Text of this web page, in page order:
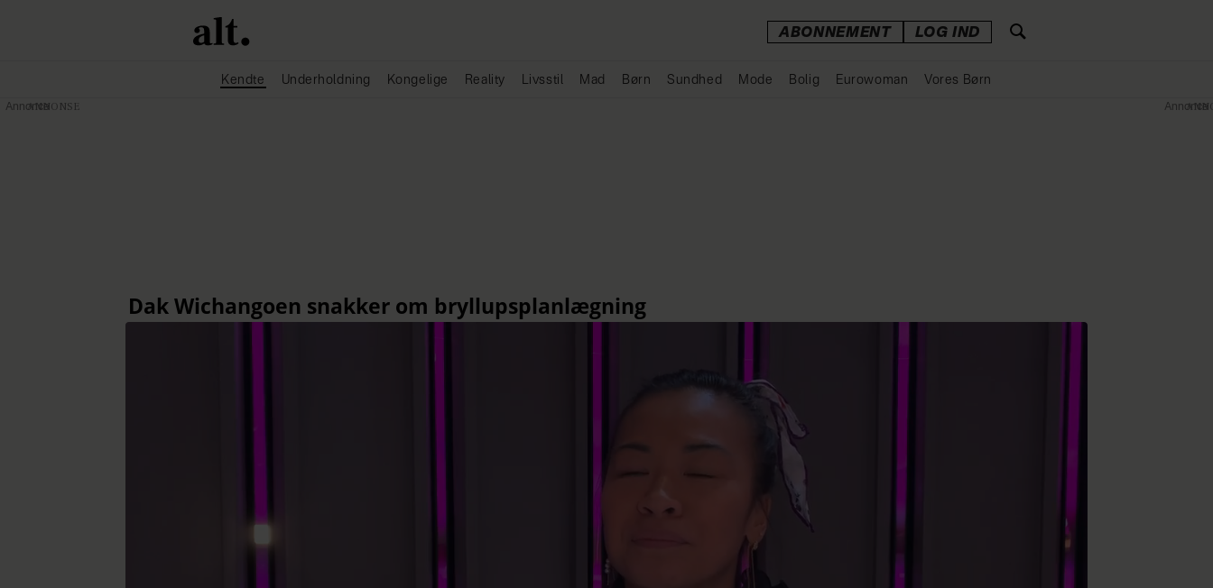
ABONNEMENT LOG IND
Kendte Underholdning Kongelige Reality Livsstil Mad Børn Sundhed Mode Bolig Eurowoman Vores Børn
Annonce Annonce